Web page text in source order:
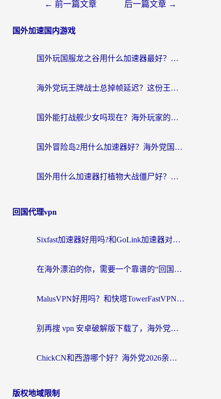
← 前一篇文章 后一篇文章 →
国外加速国内游戏
国外玩国服龙之谷用什么加速器最好？一份给海外游子的终极指南
海外党玩王牌战士总掉帧延迟？这份王牌战士延迟加速器终极指南救你命
国外能打战舰少女吗现在？海外玩家的国服游戏加速终极指南
国外冒险岛2用什么加速器好？海外党国服游戏畅玩全攻略（附鸣潮哈利波特加速技巧）
国外用什么加速器打植物大战僵尸好？海外党国服游戏加速终极指南
回国代理vpn
Sixfast加速器好用吗?和GoLink加速器对比哪个回国效果更好?海外党亲测实用指南
在海外漂泊的你，需要一个靠谱的“回国机场”
MalusVPN好用吗？和快塔TowerFastVPN对比哪个回国效果更好？海外党亲测实用指南
别再搜 vpn 安卓破解版下载了，海外党回国上网的正确姿势在这里
ChickCN和西游哪个好？海外党2026亲测回国加速器选择指南（附expressvpn中国对比）
版权地域限制